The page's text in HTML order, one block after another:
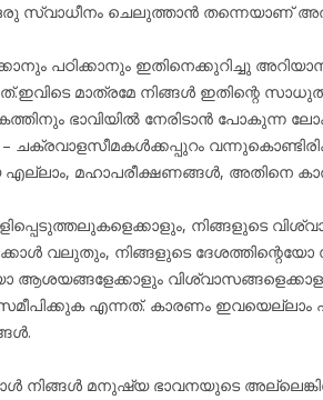
സ്വാധീനം ചെലുത്താൻ തന്നെയാണ് അത്
പഠിക്കാനും ഇതിനെക്കുറിച്ചു
മാത്രമേ നിങ്ങൾ ഇതിന്റെ
ഭാവിയിൽ നേരിടാൻ പോകുന്ന
ചക്രവാളസീമകൾക്കപ്പുറം
എല്ലാം, മഹാപരീക്ഷണങ്ങൾ, അതിനെ
നിങ്ങളുടെ
വലുതും, നിങ്ങളുടെ ദേശത്തിന്റെയോ
ആശയങ്ങളേക്കാളും
സമീപിക്കുക എന്നത്. കാരണം
നിങ്ങൾ മനുഷ്യ ഭാവനയുടെ